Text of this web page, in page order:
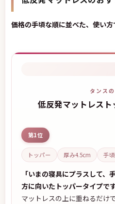
価格の手頃な順に並べた、使い方
タンス
低反発マットレス
第1位
トッパー 厚み4.5cm 手頃
「いまの寝具にプラスして、
方に向いたトッパータイプです
マットレスの上に重ねるだけで